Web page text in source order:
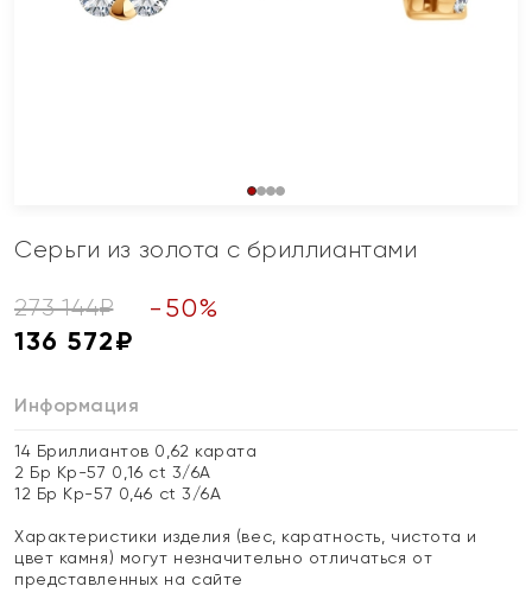
Серьги из золота с бриллиантами
273 144₽ - 50%
136 572₽
Информация
14 Бриллиантов 0,62 карата
2 Бр Кр-57 0,16 ct 3/6А
12 Бр Кр-57 0,46 ct 3/6А
Характеристики изделия (вес, каратность, чистота и
цвет камня) могут незначительно отличаться от
представленных на сайте